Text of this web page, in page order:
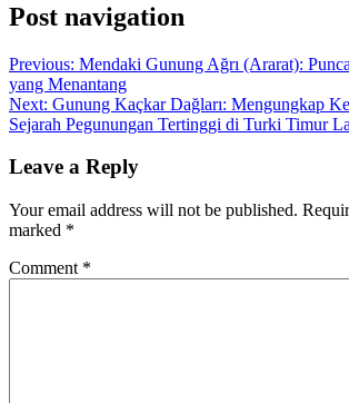
Post navigation
Previous: Mendaki Gunung Ağrı (Ararat):
yang Menantang
Next: Gunung Kaçkar Dağları: Mengungkap
Sejarah Pegunungan Tertinggi di Turki Timur
Leave a Reply
Your email address will not be published.
marked *
Comment *